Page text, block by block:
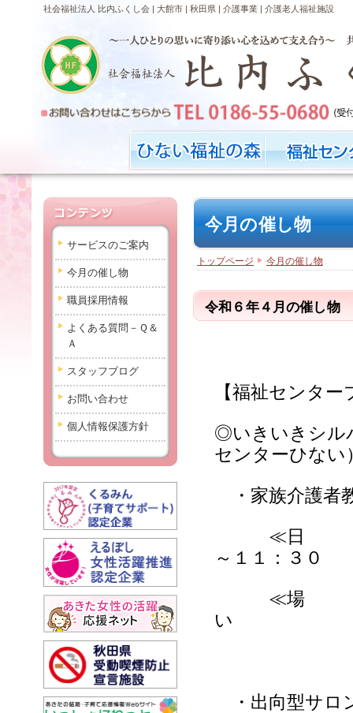
社会福祉法人 比内ふくし会 | 大館市 | 秋田県 | 介護事業 | 介護老人福祉施設
サービスのご案内
今月の催し物
職員採用情報
よくある質問－Ｑ＆
Ａ
スタッフブログ
お問い合わせ
個人情報保護方針
今月の催し物
トップページ 今月の催し物
令和６年４月の催し物
【福祉センタ
◎いきいきシル
センターひない
・家族介護
≪日 時≫
～１１：３０
≪場 所≫
い
・出向型サ